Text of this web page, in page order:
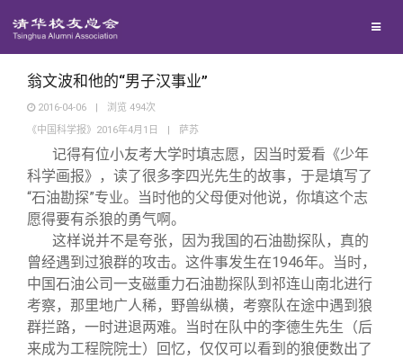
西南联大校友会
义工计划
新媒体平台
青春风采
校友文苑
校友讲坛
校友视界
校友服务
终身学习
校友总会
翁文波和他的“男子汉事业”
2016-04-06 | 浏览 494次
《中国科学报》2016年4月1日
| 萨苏
记得有位小友考大学时填志愿，因当时爱看《少年
科学画报》，读了很多李四光先生的故事，于是填写了
“石油勘探”专业。当时他的父母便对他说，你填这个志
愿得要有杀狼的勇气啊。
这样说并不是夸张，因为我国的石油勘探队，真的
曾经遇到过狼群的攻击。这件事发生在1946年。当时，
中国石油公司一支磁重力石油勘探队到祁连山南北进行
考察，那里地广人稀，野兽纵横，考察队在途中遇到狼
群拦路，一时进退两难。当时在队中的李德生先生（后
来成为工程院院士）回忆，仅仅可以看到的狼便数出了